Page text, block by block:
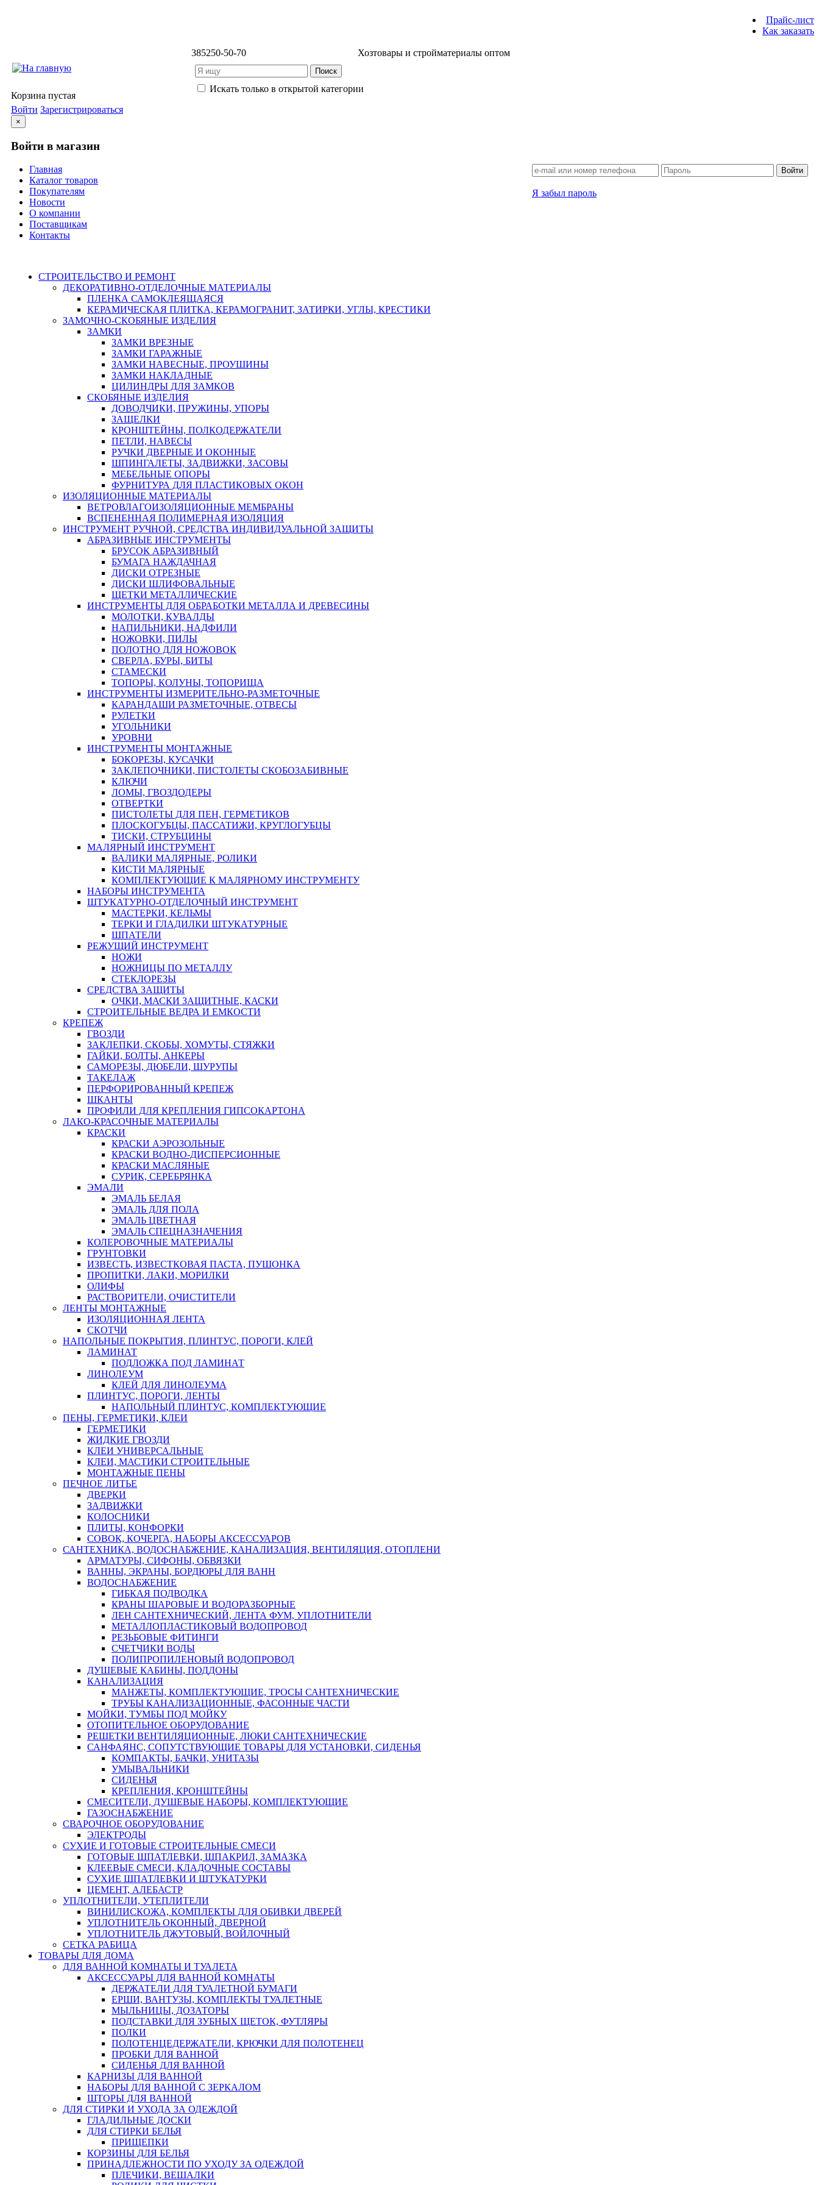
Прайс-лист
Как заказать
385250-50-70 Хозтовары и стройматериалы оптом
Искать только в открытой категории
Корзина пустая
Войти Зарегистрироваться
×
Войти в магазин
Войти
Я забыл пароль
Главная
Каталог товаров
Покупателям
Новости
О компании
Поставщикам
Контакты
СТРОИТЕЛЬСТВО И РЕМОНТ
ДЕКОРАТИВНО-ОТДЕЛОЧНЫЕ МАТЕРИАЛЫ
ПЛЕНКА САМОКЛЕЯЩАЯСЯ
КЕРАМИЧЕСКАЯ ПЛИТКА, КЕРАМОГРАНИТ, ЗАТИРКИ, УГЛЫ, КРЕСТИКИ
ЗАМОЧНО-СКОБЯНЫЕ ИЗДЕЛИЯ
ЗАМКИ
ЗАМКИ ВРЕЗНЫЕ
ЗАМКИ ГАРАЖНЫЕ
ЗАМКИ НАВЕСНЫЕ, ПРОУШИНЫ
ЗАМКИ НАКЛАДНЫЕ
ЦИЛИНДРЫ ДЛЯ ЗАМКОВ
СКОБЯНЫЕ ИЗДЕЛИЯ
ДОВОДЧИКИ, ПРУЖИНЫ, УПОРЫ
ЗАЩЕЛКИ
КРОНШТЕЙНЫ, ПОЛКОДЕРЖАТЕЛИ
ПЕТЛИ, НАВЕСЫ
РУЧКИ ДВЕРНЫЕ И ОКОННЫЕ
ШПИНГАЛЕТЫ, ЗАДВИЖКИ, ЗАСОВЫ
МЕБЕЛЬНЫЕ ОПОРЫ
ФУРНИТУРА ДЛЯ ПЛАСТИКОВЫХ ОКОН
ИЗОЛЯЦИОННЫЕ МАТЕРИАЛЫ
ВЕТРОВЛАГОИЗОЛЯЦИОННЫЕ МЕМБРАНЫ
ВСПЕНЕННАЯ ПОЛИМЕРНАЯ ИЗОЛЯЦИЯ
ИНСТРУМЕНТ РУЧНОЙ, СРЕДСТВА ИНДИВИДУАЛЬНОЙ ЗАЩИТЫ
АБРАЗИВНЫЕ ИНСТРУМЕНТЫ
БРУСОК АБРАЗИВНЫЙ
БУМАГА НАЖДАЧНАЯ
ДИСКИ ОТРЕЗНЫЕ
ДИСКИ ШЛИФОВАЛЬНЫЕ
ЩЕТКИ МЕТАЛЛИЧЕСКИЕ
ИНСТРУМЕНТЫ ДЛЯ ОБРАБОТКИ МЕТАЛЛА И ДРЕВЕСИНЫ
МОЛОТКИ, КУВАЛДЫ
НАПИЛЬНИКИ, НАДФИЛИ
НОЖОВКИ, ПИЛЫ
ПОЛОТНО ДЛЯ НОЖОВОК
СВЕРЛА, БУРЫ, БИТЫ
СТАМЕСКИ
ТОПОРЫ, КОЛУНЫ, ТОПОРИЩА
ИНСТРУМЕНТЫ ИЗМЕРИТЕЛЬНО-РАЗМЕТОЧНЫЕ
КАРАНДАШИ РАЗМЕТОЧНЫЕ, ОТВЕСЫ
РУЛЕТКИ
УГОЛЬНИКИ
УРОВНИ
ИНСТРУМЕНТЫ МОНТАЖНЫЕ
БОКОРЕЗЫ, КУСАЧКИ
ЗАКЛЕПОЧНИКИ, ПИСТОЛЕТЫ СКОБОЗАБИВНЫЕ
КЛЮЧИ
ЛОМЫ, ГВОЗДОДЕРЫ
ОТВЕРТКИ
ПИСТОЛЕТЫ ДЛЯ ПЕН, ГЕРМЕТИКОВ
ПЛОСКОГУБЦЫ, ПАССАТИЖИ, КРУГЛОГУБЦЫ
ТИСКИ, СТРУБЦИНЫ
МАЛЯРНЫЙ ИНСТРУМЕНТ
ВАЛИКИ МАЛЯРНЫЕ, РОЛИКИ
КИСТИ МАЛЯРНЫЕ
КОМПЛЕКТУЮЩИЕ К МАЛЯРНОМУ ИНСТРУМЕНТУ
НАБОРЫ ИНСТРУМЕНТА
ШТУКАТУРНО-ОТДЕЛОЧНЫЙ ИНСТРУМЕНТ
МАСТЕРКИ, КЕЛЬМЫ
ТЕРКИ И ГЛАДИЛКИ ШТУКАТУРНЫЕ
ШПАТЕЛИ
РЕЖУЩИЙ ИНСТРУМЕНТ
НОЖИ
НОЖНИЦЫ ПО МЕТАЛЛУ
СТЕКЛОРЕЗЫ
СРЕДСТВА ЗАЩИТЫ
ОЧКИ, МАСКИ ЗАЩИТНЫЕ, КАСКИ
СТРОИТЕЛЬНЫЕ ВЕДРА И ЕМКОСТИ
КРЕПЕЖ
ГВОЗДИ
ЗАКЛЕПКИ, СКОБЫ, ХОМУТЫ, СТЯЖКИ
ГАЙКИ, БОЛТЫ, АНКЕРЫ
САМОРЕЗЫ, ДЮБЕЛИ, ШУРУПЫ
ТАКЕЛАЖ
ПЕРФОРИРОВАННЫЙ КРЕПЕЖ
ШКАНТЫ
ПРОФИЛИ ДЛЯ КРЕПЛЕНИЯ ГИПСОКАРТОНА
ЛАКО-КРАСОЧНЫЕ МАТЕРИАЛЫ
КРАСКИ
КРАСКИ АЭРОЗОЛЬНЫЕ
КРАСКИ ВОДНО-ДИСПЕРСИОННЫЕ
КРАСКИ МАСЛЯНЫЕ
СУРИК, СЕРЕБРЯНКА
ЭМАЛИ
ЭМАЛЬ БЕЛАЯ
ЭМАЛЬ ДЛЯ ПОЛА
ЭМАЛЬ ЦВЕТНАЯ
ЭМАЛЬ СПЕЦНАЗНАЧЕНИЯ
КОЛЕРОВОЧНЫЕ МАТЕРИАЛЫ
ГРУНТОВКИ
ИЗВЕСТЬ, ИЗВЕСТКОВАЯ ПАСТА, ПУШОНКА
ПРОПИТКИ, ЛАКИ, МОРИЛКИ
ОЛИФЫ
РАСТВОРИТЕЛИ, ОЧИСТИТЕЛИ
ЛЕНТЫ МОНТАЖНЫЕ
ИЗОЛЯЦИОННАЯ ЛЕНТА
СКОТЧИ
НАПОЛЬНЫЕ ПОКРЫТИЯ, ПЛИНТУС, ПОРОГИ, КЛЕЙ
ЛАМИНАТ
ПОДЛОЖКА ПОД ЛАМИНАТ
ЛИНОЛЕУМ
КЛЕЙ ДЛЯ ЛИНОЛЕУМА
ПЛИНТУС, ПОРОГИ, ЛЕНТЫ
НАПОЛЬНЫЙ ПЛИНТУС, КОМПЛЕКТУЮЩИЕ
ПЕНЫ, ГЕРМЕТИКИ, КЛЕИ
ГЕРМЕТИКИ
ЖИДКИЕ ГВОЗДИ
КЛЕИ УНИВЕРСАЛЬНЫЕ
КЛЕИ, МАСТИКИ СТРОИТЕЛЬНЫЕ
МОНТАЖНЫЕ ПЕНЫ
ПЕЧНОЕ ЛИТЬЕ
ДВЕРКИ
ЗАДВИЖКИ
КОЛОСНИКИ
ПЛИТЫ, КОНФОРКИ
СОВОК, КОЧЕРГА, НАБОРЫ АКСЕССУАРОВ
САНТЕХНИКА, ВОДОСНАБЖЕНИЕ, КАНАЛИЗАЦИЯ, ВЕНТИЛЯЦИЯ, ОТОПЛЕНИ
АРМАТУРЫ, СИФОНЫ, ОБВЯЗКИ
ВАННЫ, ЭКРАНЫ, БОРДЮРЫ ДЛЯ ВАНН
ВОДОСНАБЖЕНИЕ
ГИБКАЯ ПОДВОДКА
КРАНЫ ШАРОВЫЕ И ВОДОРАЗБОРНЫЕ
ЛЕН САНТЕХНИЧЕСКИЙ, ЛЕНТА ФУМ, УПЛОТНИТЕЛИ
МЕТАЛЛОПЛАСТИКОВЫЙ ВОДОПРОВОД
РЕЗЬБОВЫЕ ФИТИНГИ
СЧЕТЧИКИ ВОДЫ
ПОЛИПРОПИЛЕНОВЫЙ ВОДОПРОВОД
ДУШЕВЫЕ КАБИНЫ, ПОДДОНЫ
КАНАЛИЗАЦИЯ
МАНЖЕТЫ, КОМПЛЕКТУЮЩИЕ, ТРОСЫ САНТЕХНИЧЕСКИЕ
ТРУБЫ КАНАЛИЗАЦИОННЫЕ, ФАСОННЫЕ ЧАСТИ
МОЙКИ, ТУМБЫ ПОД МОЙКУ
ОТОПИТЕЛЬНОЕ ОБОРУДОВАНИЕ
РЕШЕТКИ ВЕНТИЛЯЦИОННЫЕ, ЛЮКИ САНТЕХНИЧЕСКИЕ
САНФАЯНС, СОПУТСТВУЮЩИЕ ТОВАРЫ ДЛЯ УСТАНОВКИ, СИДЕНЬЯ
КОМПАКТЫ, БАЧКИ, УНИТАЗЫ
УМЫВАЛЬНИКИ
СИДЕНЬЯ
КРЕПЛЕНИЯ, КРОНШТЕЙНЫ
СМЕСИТЕЛИ, ДУШЕВЫЕ НАБОРЫ, КОМПЛЕКТУЮЩИЕ
ГАЗОСНАБЖЕНИЕ
СВАРОЧНОЕ ОБОРУДОВАНИЕ
ЭЛЕКТРОДЫ
СУХИЕ И ГОТОВЫЕ СТРОИТЕЛЬНЫЕ СМЕСИ
ГОТОВЫЕ ШПАТЛЕВКИ, ШПАКРИЛ, ЗАМАЗКА
КЛЕЕВЫЕ СМЕСИ, КЛАДОЧНЫЕ СОСТАВЫ
СУХИЕ ШПАТЛЕВКИ И ШТУКАТУРКИ
ЦЕМЕНТ, АЛЕБАСТР
УПЛОТНИТЕЛИ, УТЕПЛИТЕЛИ
ВИНИЛИСКОЖА, КОМПЛЕКТЫ ДЛЯ ОБИВКИ ДВЕРЕЙ
УПЛОТНИТЕЛЬ ОКОННЫЙ, ДВЕРНОЙ
УПЛОТНИТЕЛЬ ДЖУТОВЫЙ, ВОЙЛОЧНЫЙ
СЕТКА РАБИЦА
ТОВАРЫ ДЛЯ ДОМА
ДЛЯ ВАННОЙ КОМНАТЫ И ТУАЛЕТА
АКСЕССУАРЫ ДЛЯ ВАННОЙ КОМНАТЫ
ДЕРЖАТЕЛИ ДЛЯ ТУАЛЕТНОЙ БУМАГИ
ЕРШИ, ВАНТУЗЫ, КОМПЛЕКТЫ ТУАЛЕТНЫЕ
МЫЛЬНИЦЫ, ДОЗАТОРЫ
ПОДСТАВКИ ДЛЯ ЗУБНЫХ ЩЕТОК, ФУТЛЯРЫ
ПОЛКИ
ПОЛОТЕНЦЕДЕРЖАТЕЛИ, КРЮЧКИ ДЛЯ ПОЛОТЕНЕЦ
ПРОБКИ ДЛЯ ВАННОЙ
СИДЕНЬЯ ДЛЯ ВАННОЙ
КАРНИЗЫ ДЛЯ ВАННОЙ
НАБОРЫ ДЛЯ ВАННОЙ С ЗЕРКАЛОМ
ШТОРЫ ДЛЯ ВАННОЙ
ДЛЯ СТИРКИ И УХОДА ЗА ОДЕЖДОЙ
ГЛАДИЛЬНЫЕ ДОСКИ
ДЛЯ СТИРКИ БЕЛЬЯ
ПРИЩЕПКИ
КОРЗИНЫ ДЛЯ БЕЛЬЯ
ПРИНАДЛЕЖНОСТИ ПО УХОДУ ЗА ОДЕЖДОЙ
ПЛЕЧИКИ, ВЕШАЛКИ